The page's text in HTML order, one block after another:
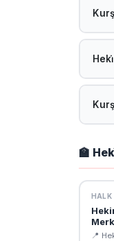
🏫
HALK
📍